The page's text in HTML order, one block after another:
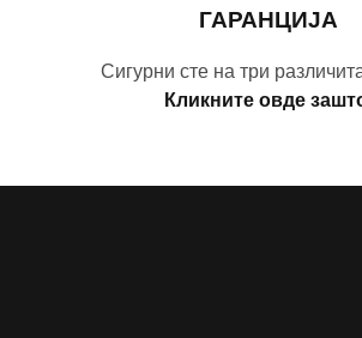
ГАРАНЦИЈА
Сигурни сте на три
Кликните овде